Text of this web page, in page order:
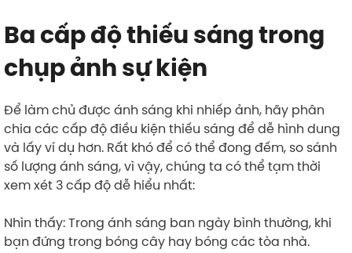
Ba cấp độ thiếu sáng trong
chụp ảnh sự kiện
Để làm chủ được ánh sáng khi nhiếp ảnh, hãy phân
chia các cấp độ điều kiện thiếu sáng để dễ hình dung
và lấy ví dụ hơn. Rất khó để có thể đong đếm, so sánh
số lượng ánh sáng, vì vậy, chúng ta có thể tạm thời
xem xét 3 cấp độ dễ hiểu nhất:
Nhìn thấy: Trong ánh sáng ban ngày bình thường, khi
bạn đứng trong bóng cây hay bóng các tòa nhà.